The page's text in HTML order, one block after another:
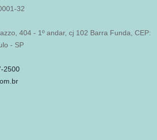
32
404 - 1º andar, cj 102 Barra Funda, CEP:
- SP
2500